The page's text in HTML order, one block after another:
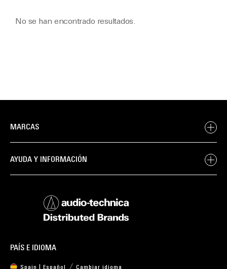
No se han encontrado resultados.
MARCAS
AYUDA Y INFORMACIÓN
PAÍS E IDIOMA
Spain | Español Cambiar idioma